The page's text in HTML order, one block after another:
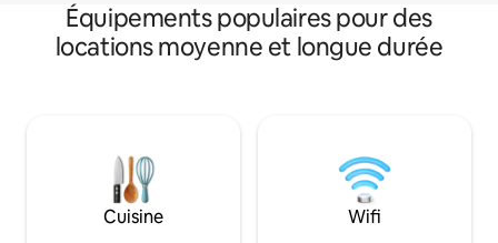
Équipements populaires pour des
locations moyenne et longue durée
Cuisine Wifi